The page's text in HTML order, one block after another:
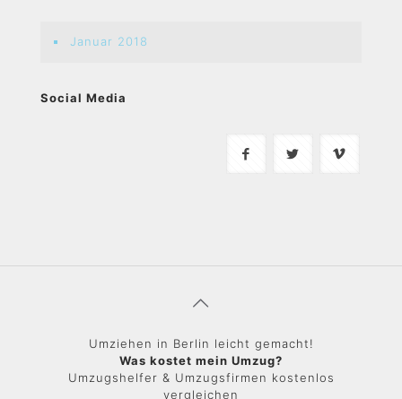
Januar 2018
Social Media
Umziehen in Berlin leicht gemacht!
Was kostet mein Umzug?
Umzugshelfer & Umzugsfirmen kostenlos
vergleichen